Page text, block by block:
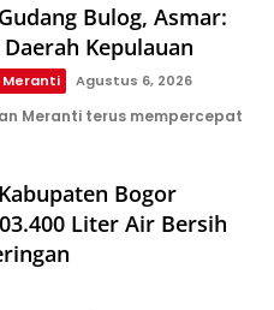
Bulog, Asmar:
Kepulauan
Agustus 6, 2026
Meranti terus mempercepat
Bogor
Liter Air Bersih